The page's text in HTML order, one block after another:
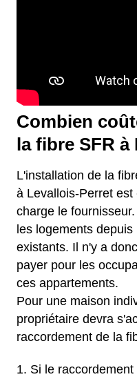
Combien
la fibre SFR
L'installation de la
à Levallois-Perret
charge le
les logements
existants. Il n'y a
payer pour les
ces appartements.
Pour une maison
propriétaire devra
raccordement de la
Si le